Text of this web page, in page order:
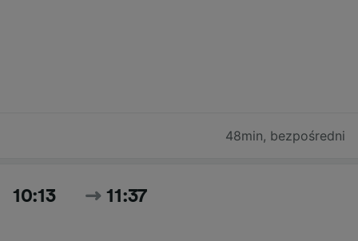
48min, bezpośredni
10:13 11:37